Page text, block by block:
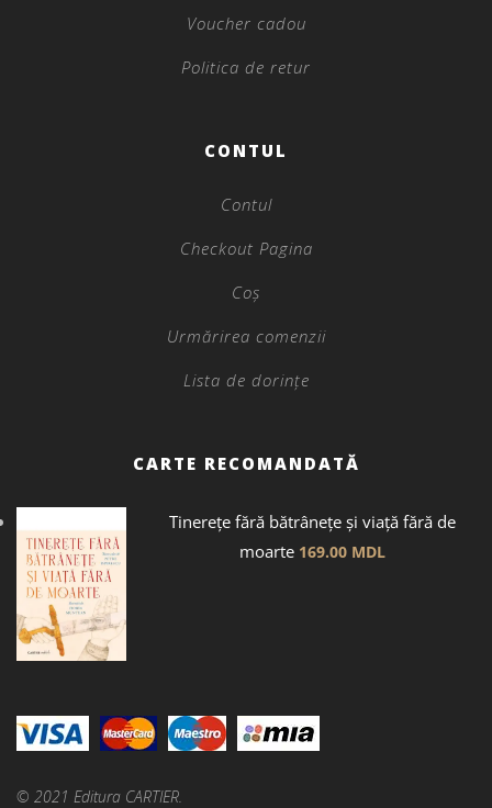
Voucher cadou
Politica de retur
CONTUL
Contul
Checkout Pagina
Coș
Urmărirea comenzii
Lista de dorințe
CARTE RECOMANDATĂ
Tinerețe fără bătrânețe și viață fără de
moarte 169.00 MDL
© 2021 Editura CARTIER.